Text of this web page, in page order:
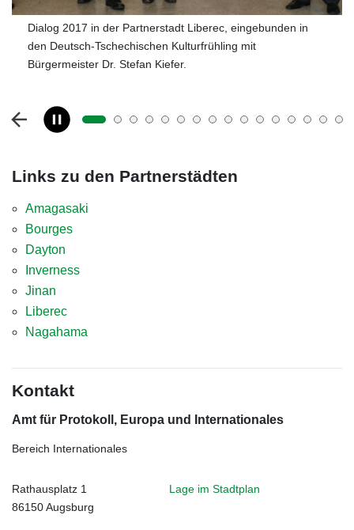
Dialog 2017 in der Partnerstadt Liberec, eingebunden in
den Deutsch-Tschechischen Kulturfrühling mit
Bürgermeister Dr. Stefan Kiefer.
Links zu den Partnerstädten
Amagasaki
Bourges
Dayton
Inverness
Jinan
Liberec
Nagahama
Kontakt
Amt für Protokoll, Europa und Internationales
Bereich Internationales
Rathausplatz 1
86150 Augsburg
Lage im Stadtplan